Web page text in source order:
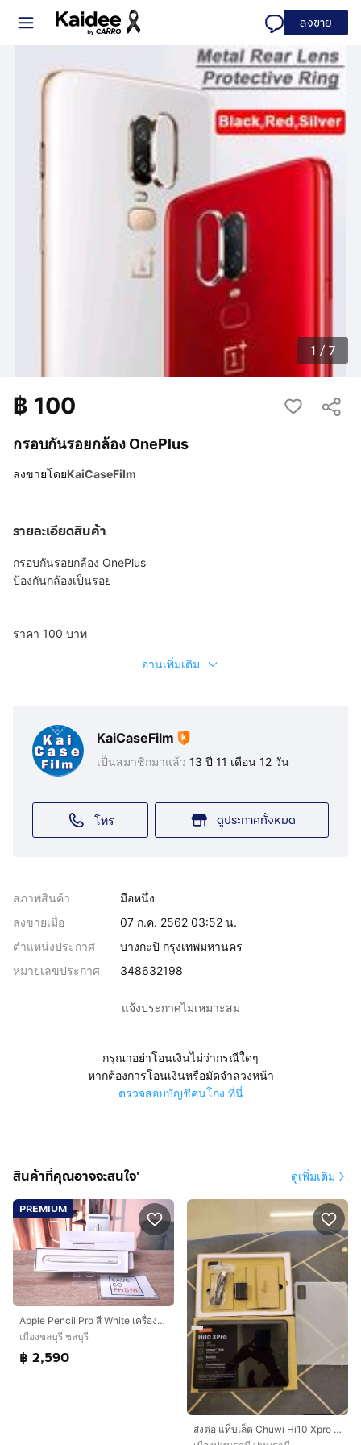
ลงขาย
1 / 7
กรอบกันรอยกล้อง OnePlus
฿ 100
ลงขายโดยKaiCaseFilm
รายละเอียดสินค้า
กรอบกันรอยกล้อง OnePlus
ป้องกันกล้องเป็นรอย
ราคา 100 บาท
อ่านเพิ่มเติม
KaiCaseFilm
เป็นสมาชิกมาแล้ว 13 ปี 11 เดือน 12 วัน
โทร ดูประกาศทั้งหมด
สภาพสินค้า
มือหนึ่ง
ลงขายเมื่อ
07 ก.ค. 2562 03:52 น.
ตำแหน่งประกาศ
บางกะปิ กรุงเทพมหานคร
หมายเลขประกาศ
348632198
แจ้งประกาศไม่เหมาะสม
กรุณาอย่าโอนเงินไม่ว่ากรณีใดๆ
หากต้องการโอนเงินหรือมัดจำล่วงหน้า
ตรวจสอบบัญชีคนโกง ที่นี่
สินค้าที่คุณอาจจะสนใจ' ดูเพิ่มเติม
PREMIUM
Apple Pencil Pro สี White เครื่องสวย ราคาเพียง 2,590.- มีประกันร้าน 60 วัน
เมืองชลบุรี ชลบุรี
฿ 2,590
ส่งต่อ แท็บเล็ต Chuwi Hi10 Xpro LTE4G ram4/128gb Gray android 13 ใส่ซิมได้ สภาพใหม่90%